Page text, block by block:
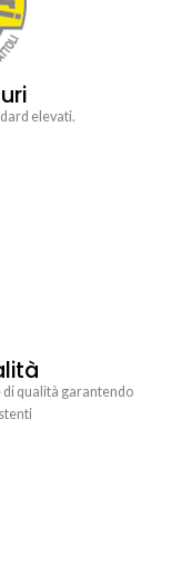
elevati.
qualità garantendo